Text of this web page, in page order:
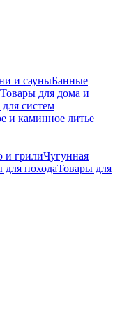
и сауныБанные
Товары для дома и
систем
и каминное литье
и грилиЧугунная
для походаТовары для